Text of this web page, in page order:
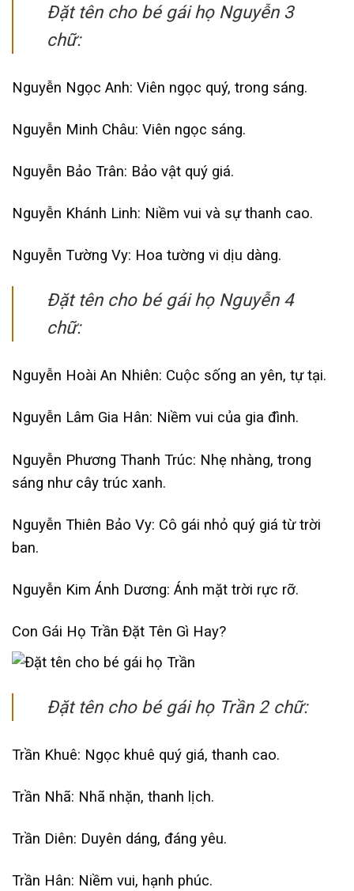
Đặt tên cho bé gái họ Nguyễn 3
chữ:
Nguyễn Ngọc Anh: Viên ngọc quý, trong sáng.
Nguyễn Minh Châu: Viên ngọc sáng.
Nguyễn Bảo Trân: Bảo vật quý giá.
Nguyễn Khánh Linh: Niềm vui và sự thanh cao.
Nguyễn Tường Vy: Hoa tường vi dịu dàng.
Đặt tên cho bé gái họ Nguyễn 4
chữ:
Nguyễn Hoài An Nhiên: Cuộc sống an yên, tự tại.
Nguyễn Lâm Gia Hân: Niềm vui của gia đình.
Nguyễn Phương Thanh Trúc: Nhẹ nhàng, trong
sáng như cây trúc xanh.
Nguyễn Thiên Bảo Vy: Cô gái nhỏ quý giá từ trời
ban.
Nguyễn Kim Ánh Dương: Ánh mặt trời rực rỡ.
Con Gái Họ Trần Đặt Tên Gì Hay?
Đặt tên cho bé gái họ Trần 2 chữ:
Trần Khuê: Ngọc khuê quý giá, thanh cao.
Trần Nhã: Nhã nhặn, thanh lịch.
Trần Diên: Duyên dáng, đáng yêu.
Trần Hân: Niềm vui, hạnh phúc.